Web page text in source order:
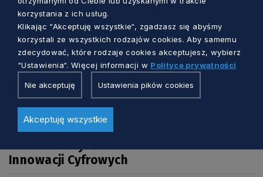
Innowacji Cyfrowych
korzystania z ich usług.
Klikając “Akceptuję wszystkie“, zgadzasz się abyśmy
korzystali ze wszystkich rodzajów cookies. Aby samemu
zdecydować, które rodzaje cookies akceptujesz, wybierz
“Ustawienia“. Więcej informacji w Polityce prywatności
Nie akceptuję Ustawienia pików cookies
Akceptuję wszystkie